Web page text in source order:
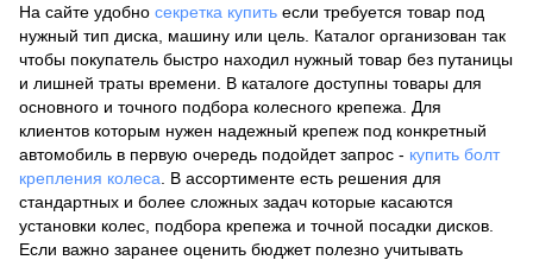
На сайте удобно секретка купить если требуется товар под
нужный тип диска, машину или цель. Каталог организован так
чтобы покупатель быстро находил нужный товар без путаницы
и лишней траты времени. В каталоге доступны товары для
основного и точного подбора колесного крепежа. Для
клиентов которым нужен надежный крепеж под конкретный
автомобиль в первую очередь подойдет запрос - купить болт
крепления колеса . В ассортименте есть решения для
стандартных и более сложных задач которые касаются
установки колес, подбора крепежа и точной посадки дисков.
Если важно заранее оценить бюджет полезно учитывать